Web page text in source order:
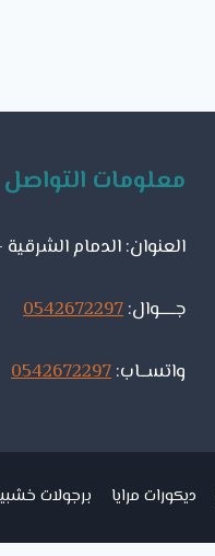
معلومات التواصل
العنوان: الدمام
جـــــوال:0542672297
واتســاب:0542672297
ديكورات مرايا برجولات